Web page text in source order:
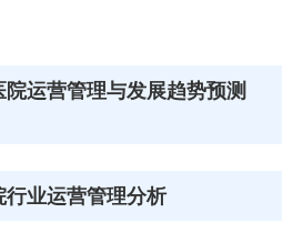
运营管理与发展趋势预测
行业运营管理分析